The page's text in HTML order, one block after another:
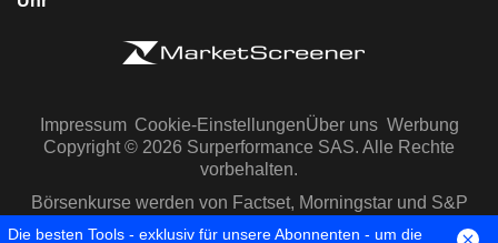
Impressum Cookie-EinstellungenÜber uns Werbung
Copyright © 2026 Surperformance SAS. Alle Rechte
vorbehalten.
Börsenkurse werden von Factset, Morningstar und S&P
Capital IQ zur Verfügung gestellt
Die besten Tools - exklusiv für unsere Abonnenten - um die